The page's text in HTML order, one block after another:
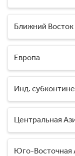
Ближний Восток
Европа
Инд.
Центральная
Юго-Восточная